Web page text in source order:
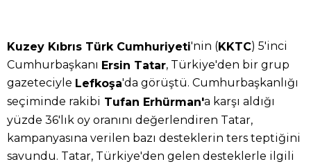
Kuzey Kıbrıs Türk Cumhuriyeti'nin (KKTC) 5'inci
Cumhurbaşkanı Ersin Tatar, Türkiye'den bir grup
gazeteciyle Lefkoşa'da görüştü. Cumhurbaşkanlığı
seçiminde rakibi Tufan Erhürman'a karşı aldığı
yüzde 36'lık oy oranını değerlendiren Tatar,
kampanyasına verilen bazı desteklerin ters teptiğini
savundu. Tatar, Türkiye'den gelen desteklerle ilgili